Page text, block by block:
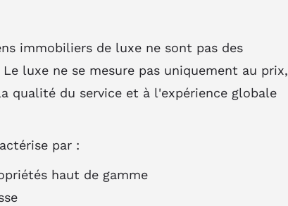
immobiliers de luxe ne sont pas des
luxe ne se mesure pas uniquement au prix,
qualité du service et à l'expérience globale
par :
haut de gamme